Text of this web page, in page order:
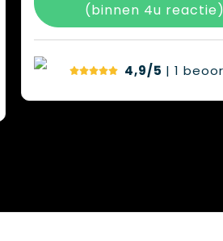
(binnen 4u reactie)
4,9/5 | 1